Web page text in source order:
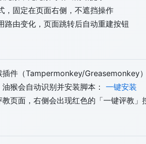
，固定在页面右侧，不遮挡操作
路由变化，页面跳转后自动重建按钮
插件（Tampermonkey/Greasemonkey
猴会自动识别并安装脚本： 一键安装
页面，右侧会出现红色的「一键评教」